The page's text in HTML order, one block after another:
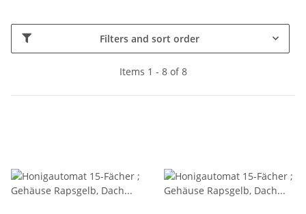
Filters and sort order
Items 1 - 8 of 8